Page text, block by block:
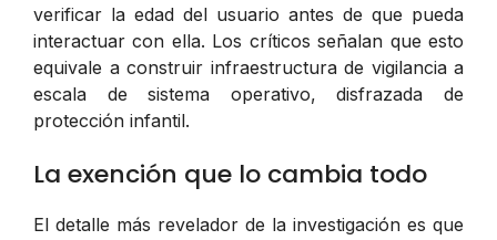
verificar la edad del usuario antes de que pueda
interactuar con ella. Los críticos señalan que esto
equivale a construir infraestructura de vigilancia a
escala de sistema operativo, disfrazada de
protección infantil.
La exención que lo cambia todo
El detalle más revelador de la investigación es que